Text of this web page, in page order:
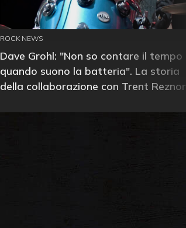
ROCK NEWS
Dave Grohl: "Non so contare il tempo
quando suono la batteria". La storia
della collaborazione con Trent Reznor